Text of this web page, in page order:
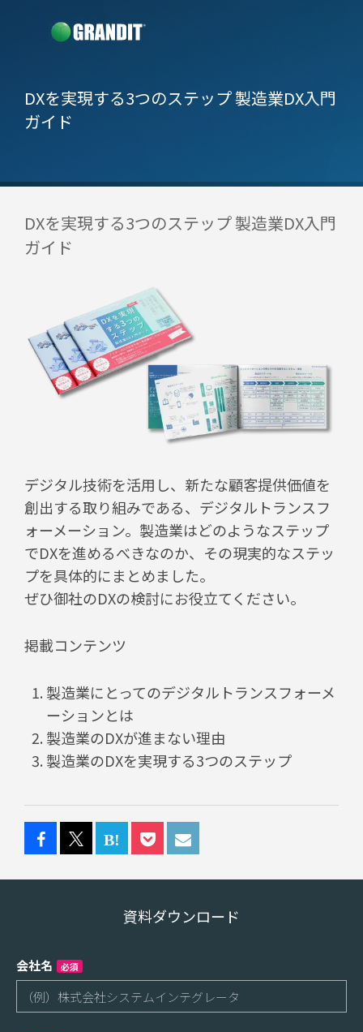
DXを実現する3つのステップ 製造業DX入門
ガイド
DXを実現する3つのステップ 製造業DX入門
ガイド
デジタル技術を活用し、新たな顧客提供価値を
創出する取り組みである、デジタルトランスフ
ォーメーション。製造業はどのようなステップ
でDXを進めるべきなのか、その現実的なステッ
プを具体的にまとめました。
ぜひ御社のDXの検討にお役立てください。
掲載コンテンツ
製造業にとってのデジタルトランスフォーメ
ーションとは
製造業のDXが進まない理由
製造業のDXを実現する3つのステップ
資料ダウンロード
会社名 必須